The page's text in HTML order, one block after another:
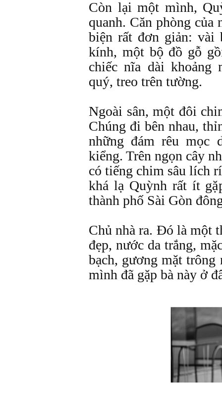
Còn lại một mình,
quanh. Căn phòng
biện rất đơn giản: vài
kính, một bộ đồ gỗ
chiếc nĩa dài khoảng
quý, treo trên tường.
Ngoài sân, một đôi
Chúng đi bên nhau,
những đám rêu mọc
kiểng. Trên ngọn cây
có tiếng chim sâu lích
khá lạ Quỳnh rất ít
thành phố Sài Gòn
Chủ nhà ra. Đó là một
đẹp, nước da trắng,
bạch, gương mặt trông
mình đã gặp bà này ở